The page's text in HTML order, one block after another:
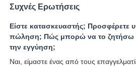
Συχνές Ερωτήσεις
Είστε κατασκευαστής; Προσφέρετε
πώληση; Πώς μπορώ να το ζητήσω
την εγγύηση;
Ναι, είμαστε ένας από τους